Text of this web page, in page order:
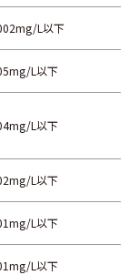
L以下
L以下
L以下
L以下
L以下
L以下